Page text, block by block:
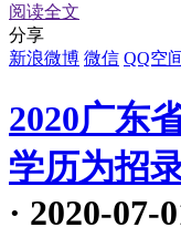
阅读全文
分享
新浪微博 微信 QQ空
2020广东
学历为招
· 2020-07-